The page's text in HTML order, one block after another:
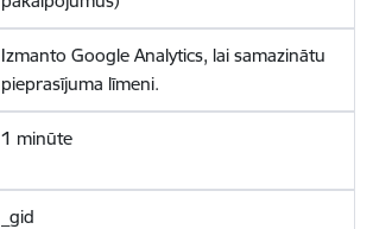
Izmanto Google Analytics, lai samazinātu
pieprasījuma līmeni.
1 minūte
_gid